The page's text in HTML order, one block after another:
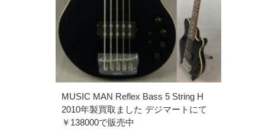
MUSIC MAN Reflex Bass 5 String H
2010年製買取ました デジマートにて
￥138000で販売中